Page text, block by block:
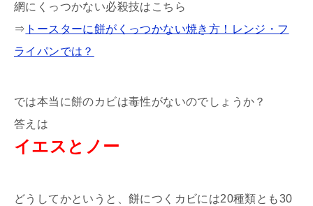
網にくっつかない必殺技はこちら
⇒ トースターに餅がくっつかない焼き方！レンジ・フ
ライパンでは？
では本当に餅のカビは毒性がないのでしょうか？
答えは
イエスとノー
どうしてかというと、餅につくカビには20種類とも30